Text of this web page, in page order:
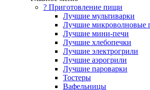
? Приготовление пищи
Лучшие мультиварки
Лучшие микроволновые
Лучшие мини-печи
Лучшие хлебопечки
Лучшие электрогрили
Лучшие аэрогрили
Лучшие пароварки
Тостеры
Вафельницы